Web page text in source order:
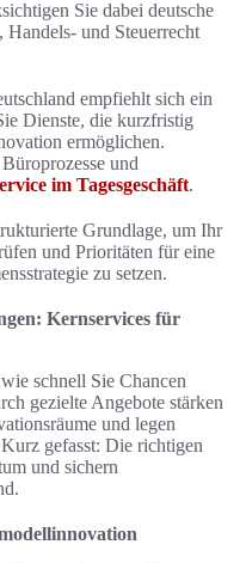
Sie dabei deutsche
und Steuerrecht
empfiehlt sich ein
Dienste, die kurzfristig
ermöglichen.
und
im Tagesgeschäft.
Grundlage, um Ihr
und Prioritäten für eine
zu setzen.
Kernservices für
schnell Sie Chancen
gezielte Angebote stärken
und legen
gefasst: Die richtigen
und sichern